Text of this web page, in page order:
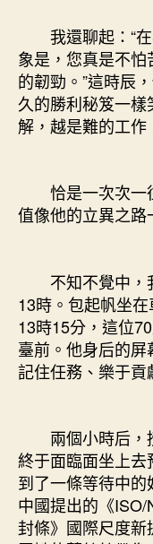
我還聊起：“在
象是，您真是不
的韌勁。”這時辰
久的勝利秘笈一樣
解，越是難的工作
恰是一次次一
值像他的立異之路
不知不覺中，
13時。包起帆坐
13時15分，這位
臺前。他身后的
記住任務、樂于貢
兩個小時后，
終于面臨面坐上
到了一條等待中的
中國提出的《
封條》國際尺度